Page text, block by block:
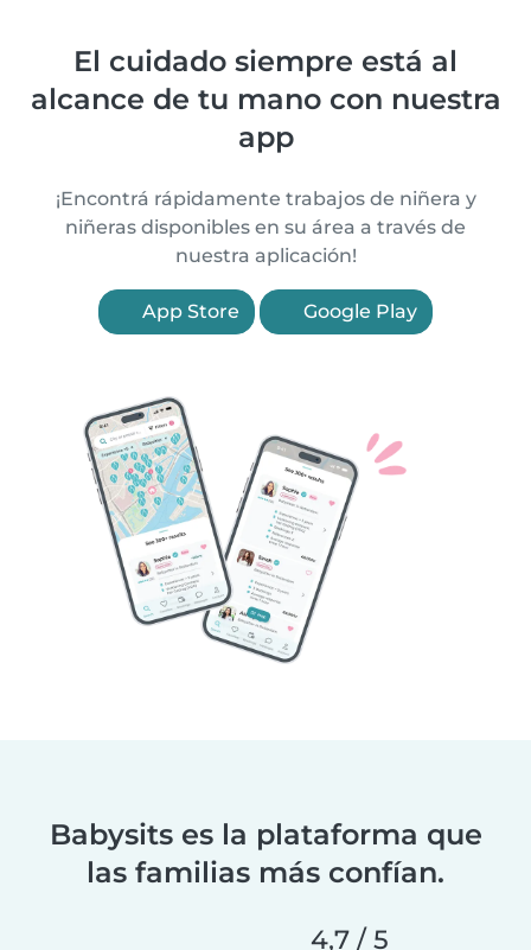
El cuidado siempre está al
alcance de tu mano con nuestra
app
¡Encontrá rápidamente trabajos de niñera y
niñeras disponibles en su área a través de
nuestra aplicación!
App Store Google Play
Babysits es la plataforma que
las familias más confían.
4,7 / 5